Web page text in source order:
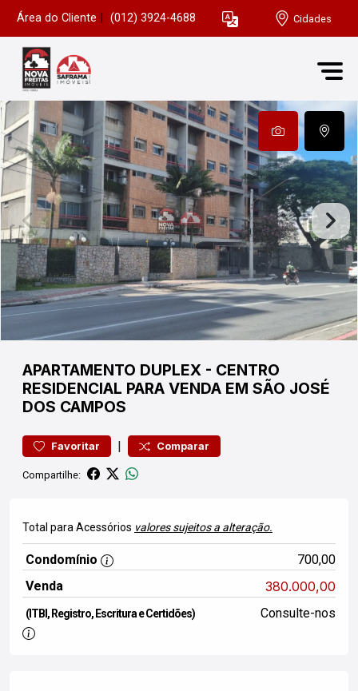
Área do Cliente (012) 3924-4688 Cidades
APARTAMENTO DUPLEX - CENTRO
RESIDENCIAL PARA VENDA EM SÃO JOSÉ
DOS CAMPOS
Favoritar | Comparar
Compartilhe:
Total para Acessórios valores sujeitos a alteração.
Condomínio
700,00
Venda
380.000,00
(ITBI, Registro, Escritura e Certidões) Consulte-nos